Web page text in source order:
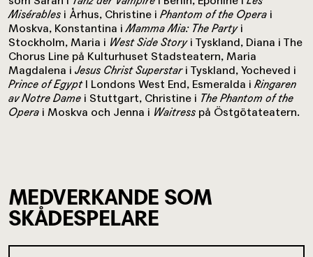
Misérables i Århus, Christine i Phantom of the Opera i
Moskva, Konstantina iMamma Mia: The Partyi
Stockholm, Maria i West Side Storyi Tyskland, Diana i The
Chorus Line på Kulturhuset Stadsteatern, Maria
Magdalena i Jesus Christ Superstari Tyskland, Yocheved i
Prince of EgyptI Londons West End, Esmeralda i Ringaren
av Notre Dame i Stuttgart, Christine i The Phantom of the
Opera i Moskva och Jenna i Waitress på Östgötateatern.
MEDVERKANDE SOM
SKÅDESPELARE